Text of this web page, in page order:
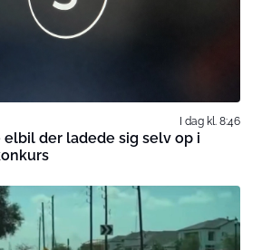
I dag kl. 8:46
der ladede sig selv op i